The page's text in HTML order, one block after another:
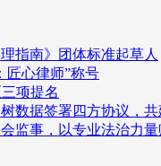
指南》团体标准起草人
匠心律师”称号
项提名
数据签署四方协议，
监事，以专业法治力